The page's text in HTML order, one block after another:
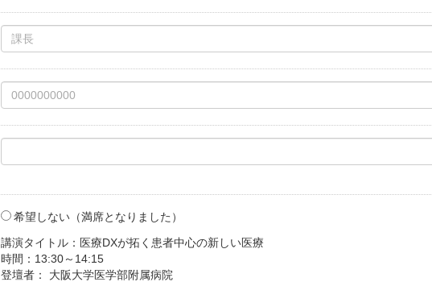
希望しない（満席となりました）
講演タイトル：医療DXが拓く患者中心の新しい医療
時間：13:30～14:15
登壇者： 大阪大学医学部附属病院